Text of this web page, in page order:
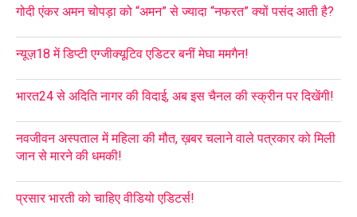
गोदी एंकर अमन चोपड़ा को “अमन” से ज्यादा “नफरत” क्यों पसंद आती है?
न्यूज़18 में डिप्टी एग्जीक्यूटिव एडिटर बनीं मेघा ममगैन!
भारत24 से अदिति नागर की विदाई, अब इस चैनल की स्क्रीन पर दिखेंगी!
नवजीवन अस्पताल में महिला की मौत, ख़बर चलाने वाले पत्रकार को मिली
जान से मारने की धमकी!
प्रसार भारती को चाहिए वीडियो एडिटर्स!